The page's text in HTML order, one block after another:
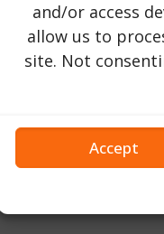
and/or access
allow us to
site. Not
Accept
culinaria,
de
disfrutar de
rincón del paraíso!